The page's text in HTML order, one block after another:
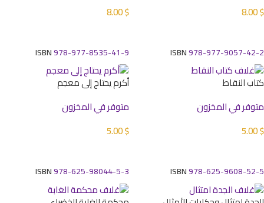
8.00$
ISBN978-977-9057-42-2
8.00$
ISBN978-977-8535-41-9
كتاب النقاط
متوفر في المخزون
5.00$
ISBN978-625-9608-52-5
أكرم يحتاج إلى معجم
متوفر في المخزون
5.00$
ISBN978-625-98044-5-3